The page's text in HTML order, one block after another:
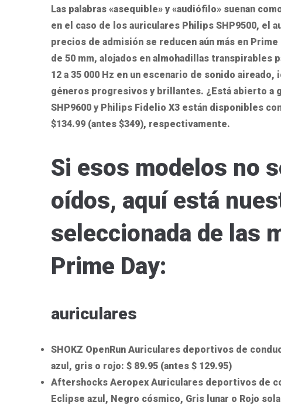
Las palabras «asequible» y «audiófilo» suenan
en el caso de los auriculares Philips SHP9500, el
precios de admisión se reducen aún más en
de 50 mm, alojados en almohadillas transpirables
12 a 35 000 Hz en un escenario de sonido
géneros progresivos y brillantes. ¿Está abierto a
SHP9600 y Philips Fidelio X3 están disponibles
$134.99 (antes $349), respectivamente.
Si esos modelos no
oídos, aquí está
seleccionada de las
Prime Day:
auriculares
SHOKZ OpenRun Auriculares deportivos de
azul, gris o rojo: $ 89.95 (antes $ 129.95)
Aftershocks Aeropex Auriculares deportivos de
Eclipse azul, Negro cósmico, Gris lunar o Rojo